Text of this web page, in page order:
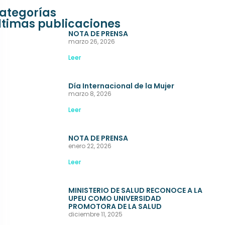
publicaciones
NOTA DE PRENSA
marzo 26, 2026
Leer
Día Internacional de la Mujer
marzo 8, 2026
Leer
NOTA DE PRENSA
enero 22, 2026
Leer
MINISTERIO DE SALUD RECONOCE A LA
UPEU COMO UNIVERSIDAD
PROMOTORA DE LA SALUD
diciembre 11, 2025